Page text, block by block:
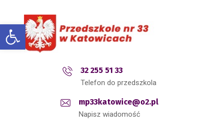
Open toolbar
32 255 51 33
Telefon do przedszkola
mp33katowice@o2.pl
Napisz wiadomość